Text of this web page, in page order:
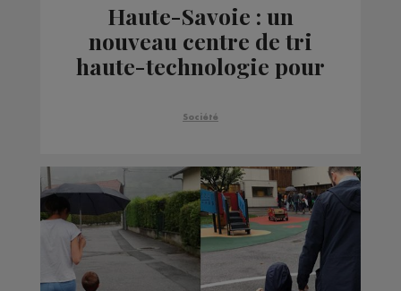
Haute-Savoie : un
nouveau centre de tri
haute-technologie pour
Société